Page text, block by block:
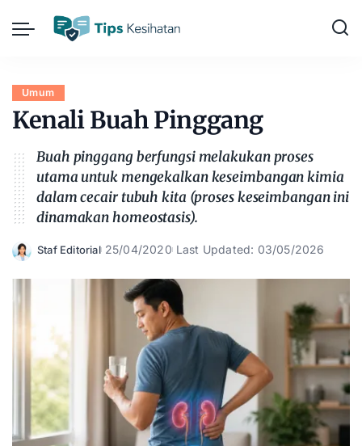
Umum
Kenali Buah Pinggang
Buah pinggang berfungsi melakukan proses
utama untuk mengekalkan keseimbangan kimia
dalam cecair tubuh kita (proses keseimbangan ini
dinamakan homeostasis).
Posted
Staf Editorial 25/04/2020 Last Updated: 03/05/2026